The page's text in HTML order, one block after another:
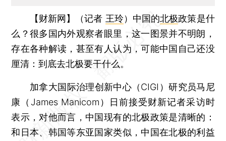
【财新网】（记者 王玲） 中国的北极政策是什
么？很多国内外观察者眼里，这一图景并不明朗，
存在各种解读，甚至有人认为，可能中国自己还没
厘清：到底去北极要干什么。
加拿大国际治理创新中心（CIGI）研究员马尼
康（James Manicom）日前接受财新记者采访时
表示，对他而言，中国现有的北极政策是清晰的：
和日本、韩国等东亚国家类似，中国在北极的利益